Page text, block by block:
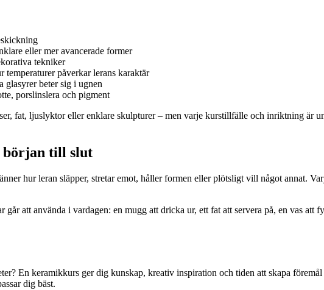
eller mer avancerade former
tekniker
påverkar lerans karaktär
beter sig i ugnen
porslinslera och pigment
fat, ljuslyktor eller enklare skulpturer – men varje kurstillfälle och inriktning är
början till slut
hur leran släpper, stretar emot, håller formen eller plötsligt vill något annat.
att använda i vardagen: en mugg att dricka ur, ett fat att servera på, en vas att
En keramikkurs ger dig kunskap, kreativ inspiration och tiden att skapa
dig bäst.